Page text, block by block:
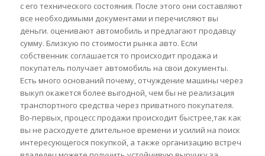
с его технического состояния. После этого они составляют
все необходимыми документами и перечисляют вы
деньги. оценивают автомобиль и предлагают продавцу
сумму. Близкую по стоимости рынка авто. Если
собственник соглашается то происходит продажа и
покупатель получает автомобиль на свои документы.
Есть много оснований почему, отчуждение машины через
выкуп окажется более выгодной, чем бы не реализация
транспортного средства через приватного покупателя.
Во-первых, процесс продажи происходит быстрее,так как
вы не расходуете длительное времени и усилий на поиск
интересующегося покупкой, а также организацию встреч